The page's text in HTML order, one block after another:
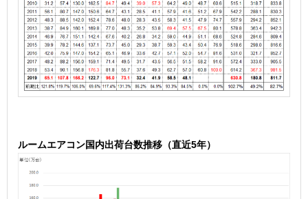
ルームエアコン国内出荷台数推移（直近5年）